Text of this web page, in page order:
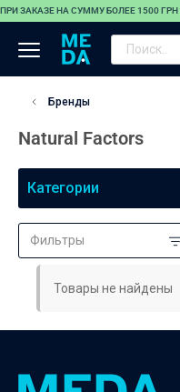
ПРИ ЗАКАЗЕ НА СУММУ БОЛЕЕ 1500
Бренды
Natural Factors
Категории
Фильтры
Товары не найдены